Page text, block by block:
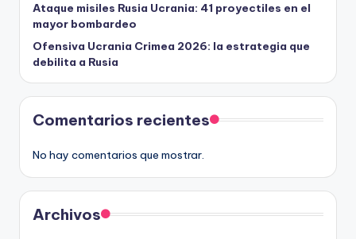
Ataque misiles Rusia Ucrania: 41 proyectiles en el
mayor bombardeo
Ofensiva Ucrania Crimea 2026: la estrategia que
debilita a Rusia
Comentarios recientes
No hay comentarios que mostrar.
Archivos